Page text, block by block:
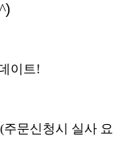
)
이트!
주문신청시 실사 요